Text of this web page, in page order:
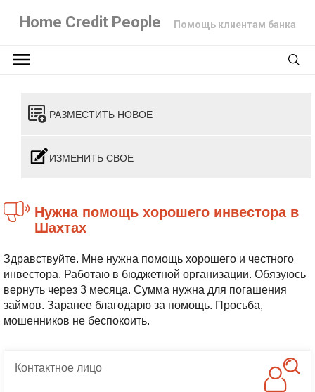
Home Credit People Помощь клиентам банка
РАЗМЕСТИТЬ НОВОЕ
ИЗМЕНИТЬ СВОЕ
Нужна помощь хорошего инвестора в
Шахтах
Здравствуйте. Мне нужна помощь хорошего и честного
инвестора. Работаю в бюджетной организации. Обязуюсь
вернуть через 3 месяца. Сумма нужна для погашения
займов. Заранее благодарю за помощь. Просьба,
мошенников не беспокоить.
Контактноелицо